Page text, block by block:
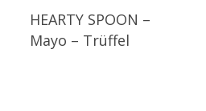
HEARTY SPOON –
Mayo – Trüffel